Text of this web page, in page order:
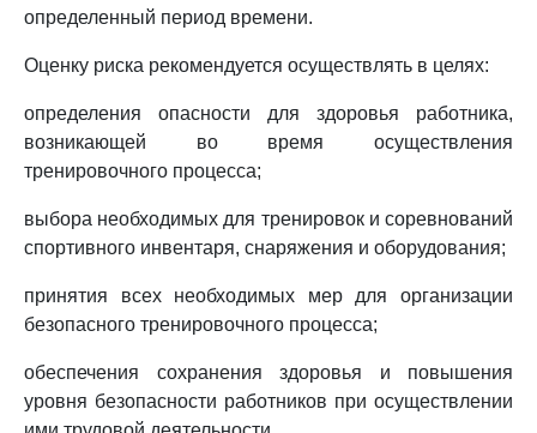
определенный период времени.
Оценку риска рекомендуется осуществлять в целях:
определения опасности для здоровья работника,
возникающей во время осуществления
тренировочного процесса;
выбора необходимых для тренировок и соревнований
спортивного инвентаря, снаряжения и оборудования;
принятия всех необходимых мер для организации
безопасного тренировочного процесса;
обеспечения сохранения здоровья и повышения
уровня безопасности работников при осуществлении